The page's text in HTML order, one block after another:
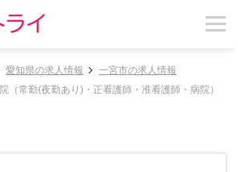
愛知県の求人情報
一宮市の求人情報
（常勤(夜勤あり)・正看護師・准看護師・病院）